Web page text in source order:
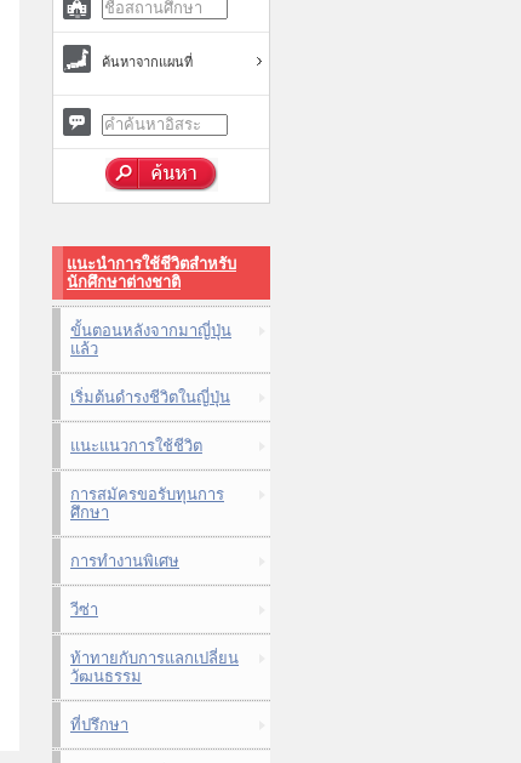
ค้นหาจากแผนที่
แนะนำการใช้ชีวิตสำหรับ
นักศึกษาต่างชาติ
ขั้นตอนหลังจากมาญี่ปุ่น
แล้ว
เริ่มต้นดำรงชีวิตในญี่ปุ่น
แนะแนวการใช้ชีวิต
การสมัครขอรับทุนการ
ศึกษา
การทำงานพิเศษ
วีซ่า
ท้าทายกับการแลกเปลี่ยน
วัฒนธรรม
ที่ปรึกษา